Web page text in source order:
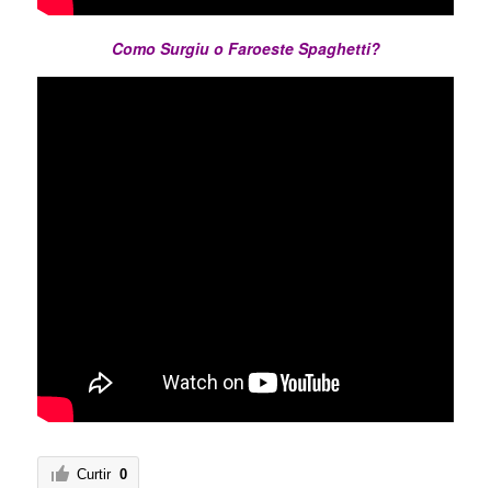
Como Surgiu o Faroeste Spaghetti?
Curtir 0